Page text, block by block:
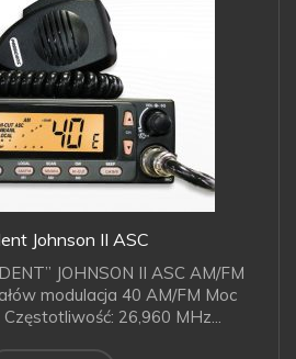
Johnson II ASC
JOHNSON II ASC AM/FM
modulacja 40 AM/FM Moc
26,960 MHz...